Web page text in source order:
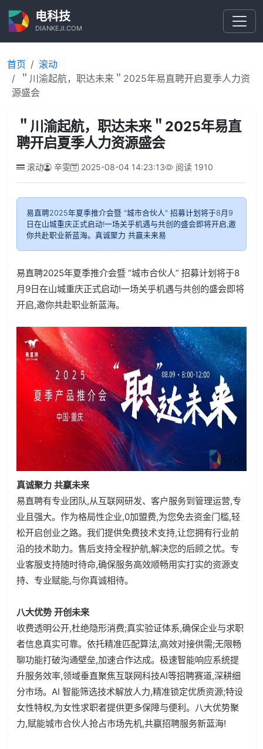
电科技
DIANKEJI.COM
首页
滚动
＂川渝起航，职达未来＂2025年易直聘开启夏季人力资
源盛会
＂川渝起航，职达未来＂2025年易直
聘开启夏季人力资源盛会
滚动 辛雯 2025-08-04 14:23:13 阅读 1910
易直聘2025年夏季推介会暨 "城市合伙人" 招募计划将于8月9
日在山城重庆正式启动!一场关乎机遇与共创的盛会即将开启,邀
你共赴职业新蓝海。真诚聚力 共赢未来易
易直聘2025年夏季推介会暨 “城市合伙人” 招募计划将于8
月9日在山城重庆正式启动!一场关乎机遇与共创的盛会即将
开启,邀你共赴职业新蓝海。
真诚聚力 共赢未来
易直聘有专业团队,从互联网研发、客户服务到管理运营,专
业且强大。作为格局性企业,0加盟费,为您免去资金门槛,轻
松开启创业之路。我们提供免费技术支持,让您拥有行业前
沿的技术助力。售后支持全程护航,解决您的后顾之忧。专
业客服支持随时待命,确保服务高效顺畅用实打实的资源支
持、专业赋能,与你真诚相待。
八大优势 开创未来
收费透明公开,杜绝隐形消费;真实验证体系,确保企业与求职
者信息真实可靠。依托精准匹配算法,高效对接供需;无限畅
聊功能打破沟通壁垒,加速合作达成。极速智能响应系统提
升服务效率,领域垂直聚焦互联网科技AI等招聘赛道,深耕细
分市场。AI 智能筛选技术解放人力,精准锁定优质资源;特设
女性特权,为女性求职者提供更多保障与便利。八大优势聚
力,赋能城市合伙人抢占市场先机,共赢招聘服务新蓝海!